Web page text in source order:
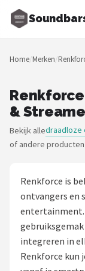
Zoeken
NAVIGATIE
Merken
Blog
Sonos
JBL
Samsung
Home/Merken/
&
Bekijk alledraadloze
of andere producten
Renkforce is
ontvangers en
entertainment.
integreren in
Renkforce kun